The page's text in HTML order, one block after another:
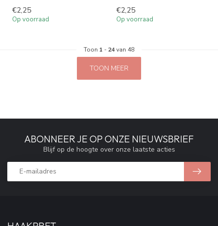
€2,25
Op voorraad
€2,25
Op voorraad
Toon 1 - 24van 48
TOON MEER
ABONNEER JE OP ONZE NIEUWSBRIEF
Blijf op de hoogte over onze laatste acties